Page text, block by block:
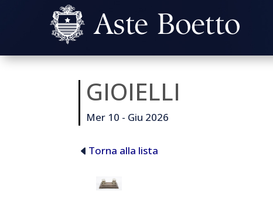
GIOIELLI
Mer 10 - Giu 2026
Torna alla lista